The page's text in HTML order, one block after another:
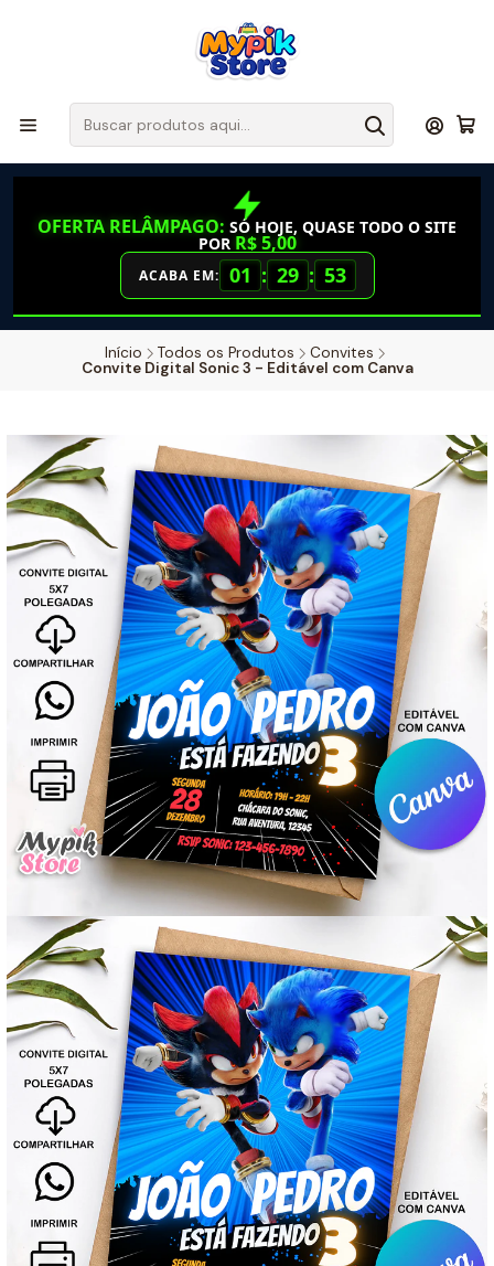
OFERTA RELÂMPAGO: SÓ HOJE, QUASE TODO O SITE
POR R$ 5,00
ACABA EM: 01 : 29 : 52
Início Todos os Produtos
Convites
Convite Digital Sonic 3 - Editável com Canva